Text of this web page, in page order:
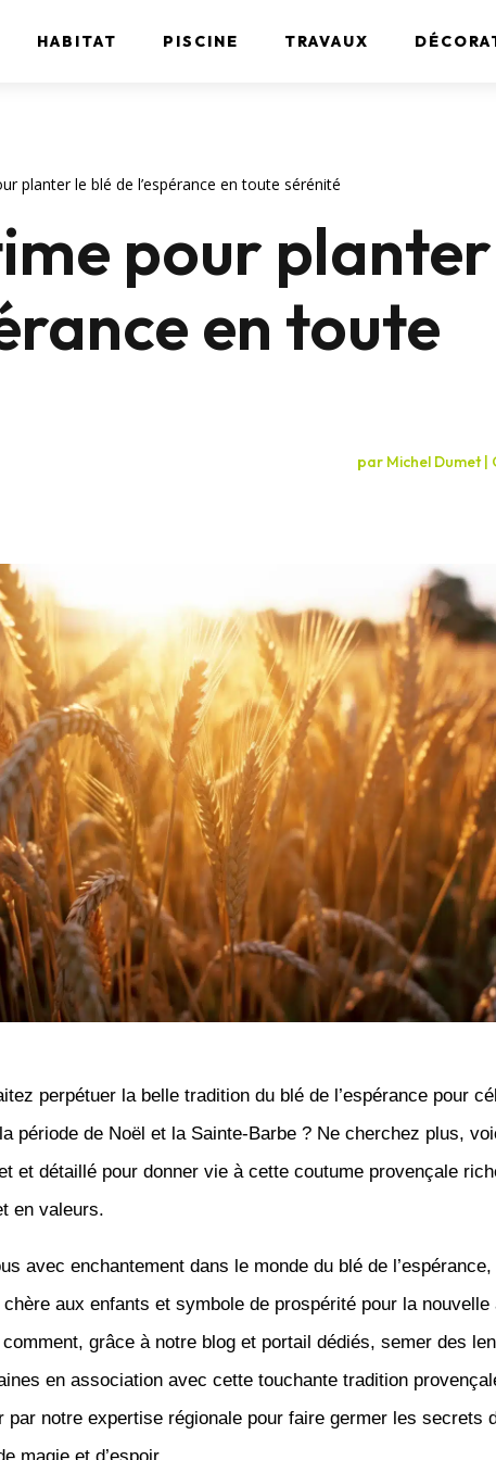
HABITAT PISCINE TRAVAUX
planter le blé de l’espérance en toute sérénité
pour
en toute
par Michel Dumet|
perpétuer la belle tradition du blé de l’espérance pour
période de Noël et la Sainte-Barbe ? Ne cherchez plus,
et détaillé pour donner vie à cette coutume provençale
en valeurs.
avec enchantement dans le monde du blé de
aux enfants et symbole de prospérité pour la nouvelle
grâce à notre blog et portail dédiés, semer des
en association avec cette touchante tradition
par notre expertise régionale pour faire germer les secrets